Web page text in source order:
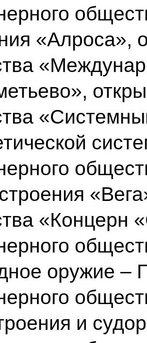
«Алроса»,
«Концерн
оружие –
и